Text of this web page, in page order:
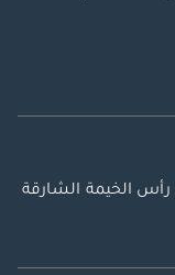
رأس الخيمة الشارقة